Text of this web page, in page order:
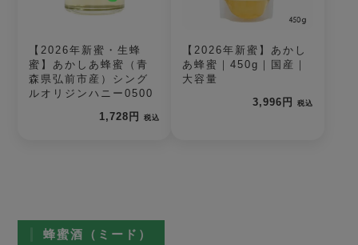
【2026年新蜜・生蜂
蜜】あかしあ蜂蜜（青
森県弘前市産）シング
ルオリジンハニー0500
1,728円
税込
【2026年新蜜】あかし
あ蜂蜜｜450g｜国産｜
大容量
3,996円
税込
蜂蜜酒（ミード）